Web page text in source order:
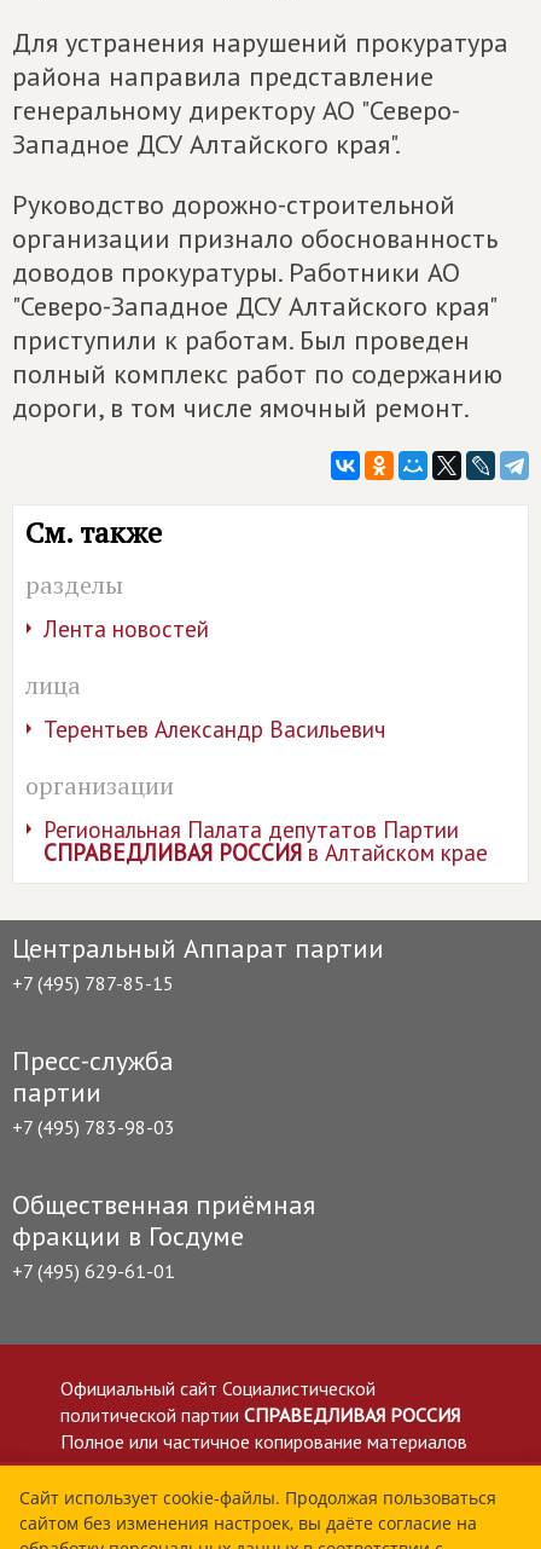
Для устранения нарушений прокуратура
района направила представление
генеральному директору АО "Северо-
Западное ДСУ Алтайского края".
Руководство дорожно-строительной
организации признало обоснованность
доводов прокуратуры. Работники АО
"Северо-Западное ДСУ Алтайского края"
приступили к работам. Был проведен
полный комплекс работ по содержанию
дороги, в том числе ямочный ремонт.
См. также
разделы
Лента новостей
лица
Терентьев Александр Васильевич
организации
Региональная Палата депутатов Партии
СПРАВЕДЛИВАЯ РОССИЯв Алтайском крае
Центральный Аппарат партии
+7 (495) 787-85-15
Пресс-служба
партии
+7 (495) 783-98-03
Общественная приёмная
фракции в Госдуме
+7 (495) 629-61-01
Официальный сайт Социалистической
политической партии СПРАВЕДЛИВАЯ РОССИЯ
Полное или частичное копирование материалов
приветствуется со ссылкой на сайт spravedlivo.ru
Политика в отношении обработки персональных
данных
Сайт использует cookie-файлы. Продолжая пользоваться
сайтом без изменения настроек, вы даёте согласие на